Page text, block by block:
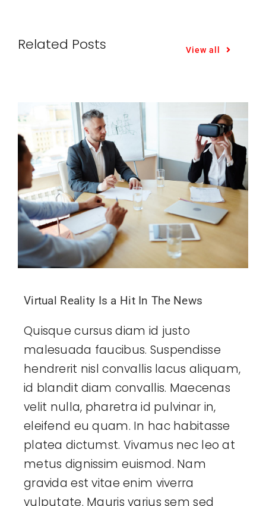
Related Posts View all
Virtual Reality Is a Hit In The News
Quisque cursus diam id justo
malesuada faucibus. Suspendisse
hendrerit nisl convallis lacus aliquam,
id blandit diam convallis. Maecenas
velit nulla, pharetra id pulvinar in,
eleifend eu quam. In hac habitasse
platea dictumst. Vivamus nec leo at
metus dignissim euismod. Nam
gravida est vitae enim viverra
vulputate. Mauris varius sem sed